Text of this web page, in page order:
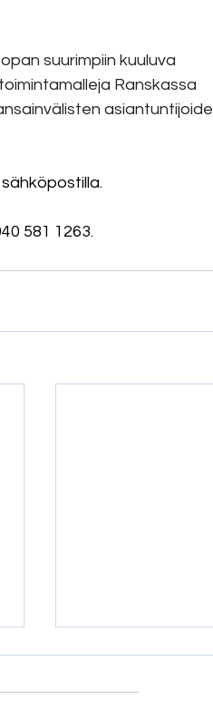
suurimpiin kuuluva
Ranskassa
581 1263.